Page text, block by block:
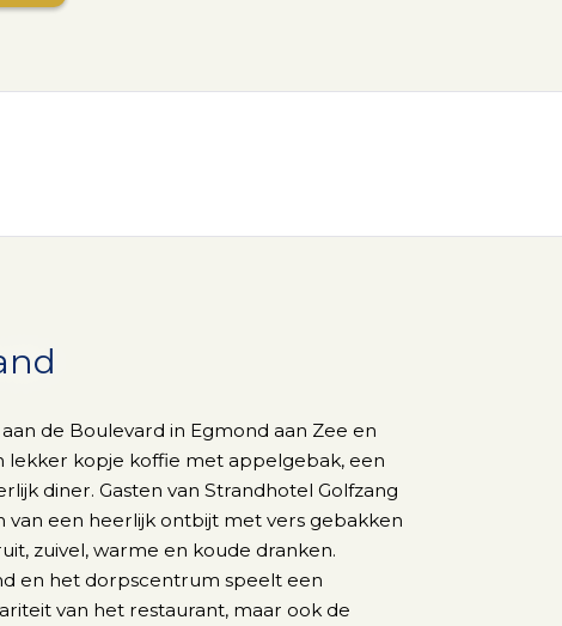
de Boulevard in Egmond aan Zee en
lekker kopje koffie met appelgebak, een
diner. Gasten van Strandhotel Golfzang
van een heerlijk ontbijt met vers gebakken
zuivel, warme en koude dranken.
en het dorpscentrum speelt een
van het restaurant, maar ook de